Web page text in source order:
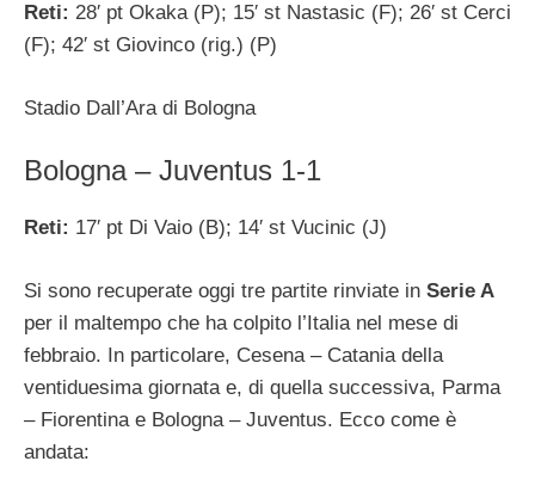
Reti: 28′ pt Okaka (P); 15′ st Nastasic (F); 26′ st Cerci
(F); 42′ st Giovinco (rig.) (P)
Stadio Dall’Ara di Bologna
Bologna – Juventus 1-1
Reti: 17′ pt Di Vaio (B); 14′ st Vucinic (J)
Si sono recuperate oggi tre partite rinviate in Serie A
per il maltempo che ha colpito l’Italia nel mese di
febbraio. In particolare, Cesena – Catania della
ventiduesima giornata e, di quella successiva, Parma
– Fiorentina e Bologna – Juventus. Ecco come è
andata: